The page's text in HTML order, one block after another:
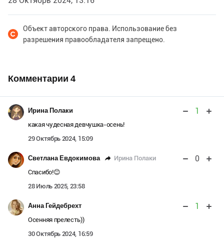
Объект авторского права. Использование без
разрешения правообладателя запрещено.
Комментарии 4
Ирина Полаки 1
какая чудесная девчушка-осень!
29 Октябрь 2024, 15:09
Светлана Евдокимова Ирина Полаки 0
Спасибо!😊
28 Июль 2025, 23:58
Анна Гейдебрехт 1
Осенняя прелесть))
30 Октябрь 2024, 16:59